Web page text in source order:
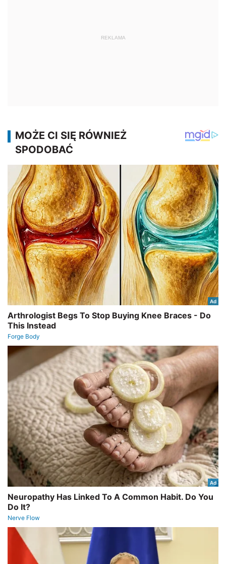
REKLAMA